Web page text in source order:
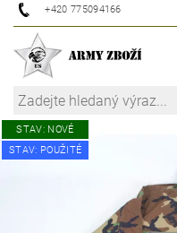
+420 775094166
STAV: NOVÉ
STAV: POUŽITÉ